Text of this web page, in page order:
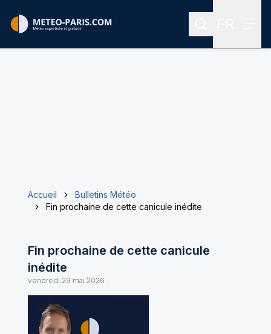
Rechercher
Accueil
Bulletins Météo
Fin prochaine de cette canicule inédite
Fin prochaine de cette canicule
inédite
vendredi 29 mai 2026